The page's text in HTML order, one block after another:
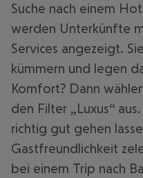
Suche nach einem
werden Unterkünfte
Services angezeigt.
kümmern und legen
Komfort? Dann
den Filter „Luxus“
richtig gut gehen
Gastfreundlichkeit
bei einem Trip nach